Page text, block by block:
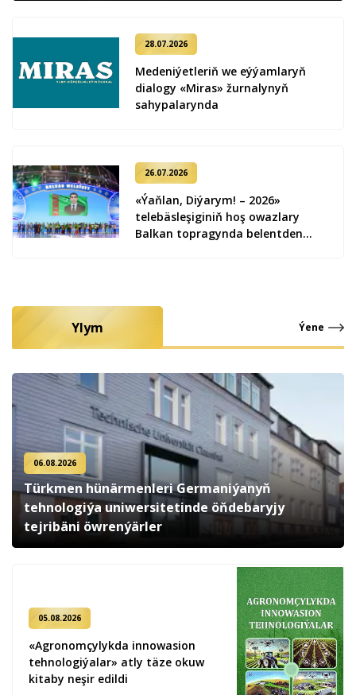
28.07.2026
Medeniýetleriň we eýýamlaryň
dialogy «Miras» žurnalynyň
sahypalarynda
26.07.2026
«Ýaňlan, Diýarym! – 2026»
telebäsleşiginiň hoş owazlary
Balkan topragynda belentden
Ylym Ýene
06.08.2026
Türkmen hünärmenleri Germaniýanyň
tehnologiýa uniwersitetinde öňdebaryjy
tejribäni öwrenýärler
05.08.2026
«Agronomçylykda innowasion
tehnologiýalar» atly täze okuw
kitaby neşir edildi